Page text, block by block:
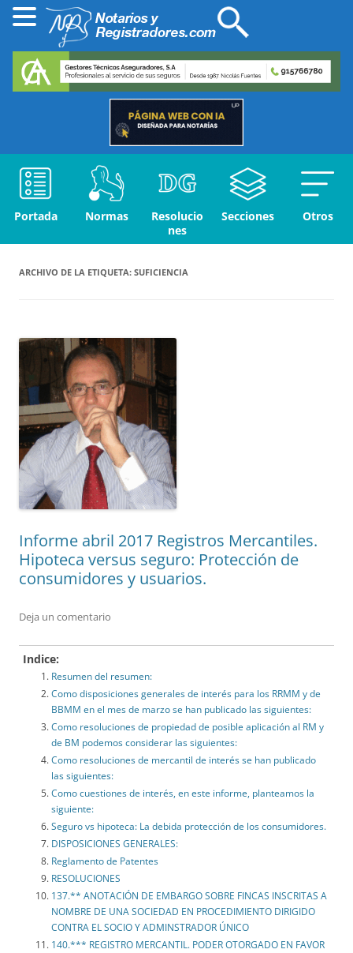
Portada Normas
Resolucio
nes
Secciones Otros
ARCHIVO DE LA ETIQUETA: SUFICIENCIA
Informe abril 2017 Registros Mercantiles.
Hipoteca versus seguro: Protección de
consumidores y usuarios.
Deja un comentario
Indice:
Resumen del resumen:
Como disposiciones generales de interés para los RRMM y de
BBMM en el mes de marzo se han publicado las siguientes:
Como resoluciones de propiedad de posible aplicación al RM y
de BM podemos considerar las siguientes:
Como resoluciones de mercantil de interés se han publicado
las siguientes:
Como cuestiones de interés, en este informe, planteamos la
siguiente:
Seguro vs hipoteca: La debida protección de los consumidores.
DISPOSICIONES GENERALES:
Reglamento de Patentes
RESOLUCIONES
137.** ANOTACIÓN DE EMBARGO SOBRE FINCAS INSCRITAS A
NOMBRE DE UNA SOCIEDAD EN PROCEDIMIENTO DIRIGIDO
CONTRA EL SOCIO Y ADMINSTRADOR ÚNICO
140.*** REGISTRO MERCANTIL. PODER OTORGADO EN FAVOR